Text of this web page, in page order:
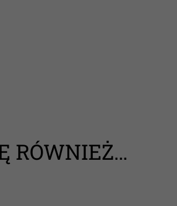
RÓWNIEŻ…